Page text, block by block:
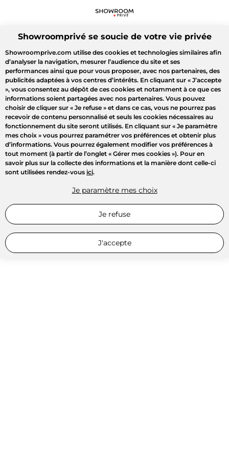
Showroomprivé se soucie de votre vie privée
Showroomprive.com utilise des cookies et technologies similaires afin
d’analyser la navigation, mesurer l’audience du site et ses
performances ainsi que pour vous proposer, avec nos partenaires, des
publicités adaptées à vos centres d’intérêts. En cliquant sur « J’accepte
», vous consentez au dépôt de ces cookies et notamment à ce que ces
informations soient partagées avec nos partenaires. Vous pouvez
choisir de cliquer sur « Je refuse » et dans ce cas, vous ne pourrez pas
recevoir de contenu personnalisé et seuls les cookies nécessaires au
fonctionnement du site seront utilisés. En cliquant sur « Je paramètre
mes choix » vous pourrez paramétrer vos préférences et obtenir plus
d’informations. Vous pourrez également modifier vos préférences à
tout moment (à partir de l’onglet « Gérer mes cookies »). Pour en
savoir plus sur la collecte des informations et la manière dont celle-ci
sont utilisées rendez-vous ici.
Je paramètre mes choix
Je refuse
J'accepte